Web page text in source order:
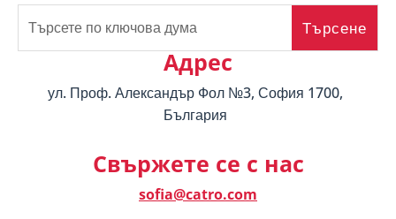
Адрес
ул. Проф. Александър Фол №3, София 1700,
България
Свържете се с нас
sofia@catro.com